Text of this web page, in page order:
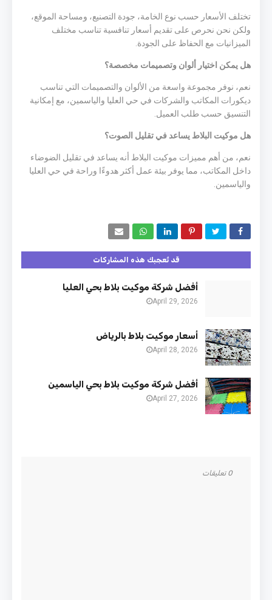
تختلف الأسعار حسب نوع الخامة، جودة التصنيع، ومساحة الموقع،
ولكن نحن نحرص على تقديم أسعار تنافسية تناسب مختلف
الميزانيات مع الحفاظ على الجودة.
هل يمكن اختيار ألوان وتصميمات مخصصة؟
نعم، نوفر مجموعة واسعة من الألوان والتصميمات التي تناسب
ديكورات المكاتب والشركات في حي العليا والياسمين، مع إمكانية
التنسيق حسب طلب العميل.
هل موكيت البلاط يساعد في تقليل الصوت؟
نعم، من أهم مميزات موكيت البلاط أنه يساعد في تقليل الضوضاء
داخل المكاتب، مما يوفر بيئة عمل أكثر هدوءًا وراحة في حي العليا
والياسمين.
قد تُعجبك هذه المشاركات
أفضل شركة موكيت بلاط بحي العليا
April 29, 2026
أسعار موكيت بلاط بالرياض
April 28, 2026
أفضل شركة موكيت بلاط بحي الياسمين
April 27, 2026
0 تعليقات